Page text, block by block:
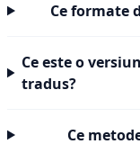
Ce formate
Ce este o
tradus?
Ce